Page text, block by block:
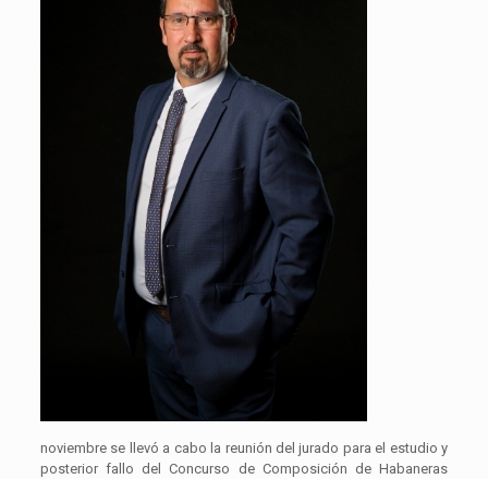
noviembre se llevó a cabo la reunión del jurado para el estudio y
posterior fallo del Concurso de Composición de Habaneras